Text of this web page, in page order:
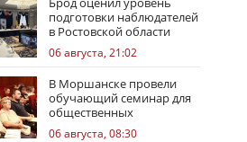
подготовки наблюдателей
в Ростовской области
06 августа, 21:02
В Моршанске провели
обучающий семинар для
общественных
наблюдателей
06 августа, 08:30